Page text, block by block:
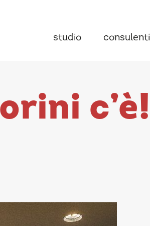
studio consulenti
c’è!